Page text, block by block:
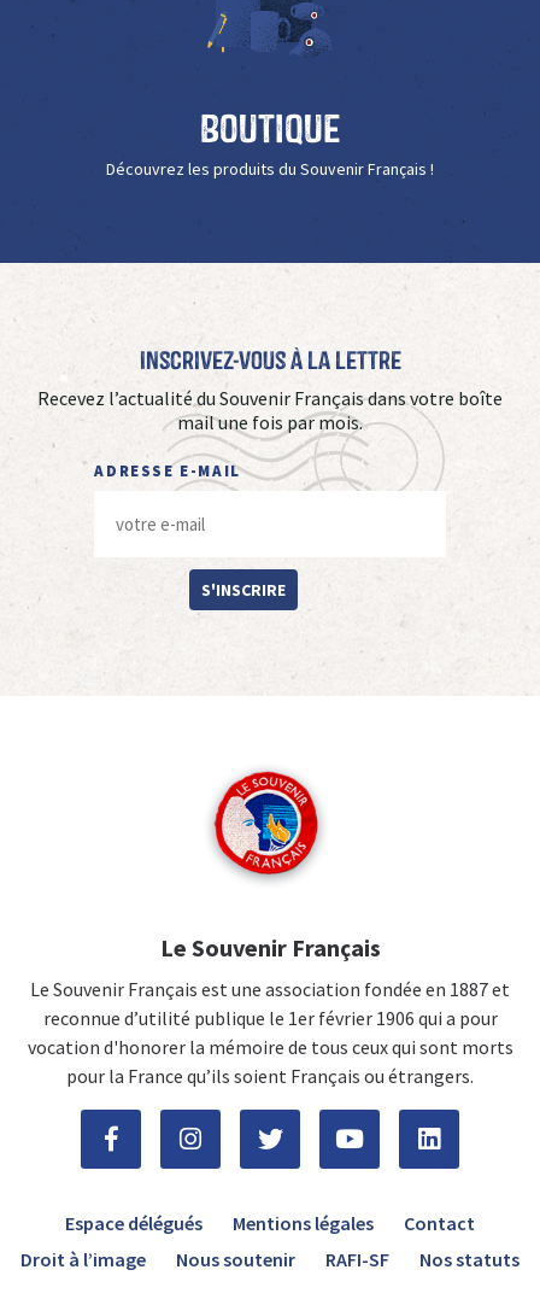
Boutique
Découvrez les produits du Souvenir Français !
Inscrivez-vous à La Lettre
Recevez l’actualité du Souvenir Français dans votre boîte
mail une fois par mois.
ADRESSE E-MAIL
S'INSCRIRE
Le Souvenir Français
Le Souvenir Français est une association fondée en 1887 et
reconnue d’utilité publique le 1er février 1906 qui a pour
vocation d'honorer la mémoire de tous ceux qui sont morts
pour la France qu’ils soient Français ou étrangers.
Espace délégués Mentions légales
Contact
Droit à l’image
Nous soutenir RAFI-SF Nos statuts